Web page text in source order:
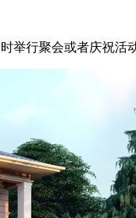
行聚会或者庆祝活